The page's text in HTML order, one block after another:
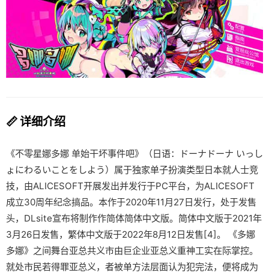
📏 详细介绍
《不零星娜多娜 单始干坏事件吧》（日语：ドーナドーナ いっし
ょにわるいことをしよう）属于独家单子扮演类型日本就人士竞
技，由ALICESOFT开展发出并发行于PC平台，为ALICESOFT
成立30周年纪念搞品。本作于2020年11月27日发行，处于发售
头，DLsite宣布将制作作简体简体中文版。简体中文版于2021年
3月26日发售，繁体中文版于2022年8月12日发售[4]。 《多娜
多娜》之间舞台亚总共义市由巨企业亚总义重神工实在际掌控。
就处市民若得罪亚总义，者被单方法层面认为犯完法，便将成为